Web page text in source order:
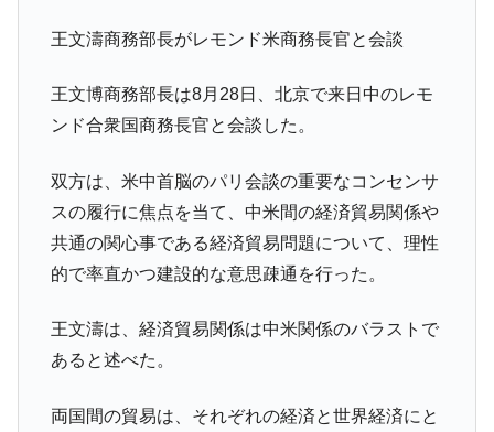
ドを掲げる「在韓反米勢力」
ータセンター整備」⇒ だから無理だってば。
『Money1』
JPモルガン「韓国レバレッジETFの清算は
『Money1』
韓国『国民年金公団』株価暴落で200兆蒸
発。
『Money1』
韓国政府「ニセＫ-ブランドを通報しようキ
ャンペーン」⇒ あの名物教授も登場！
『Money1』
韓国「橋が落ちました」⇒ 耐久性「なさす
ぎ」では。
王文濤商務部長がレモンド米商務長官と会談
王文博商務部長は8月28日、北京で来日中のレモ
ンド合衆国商務長官と会談した。
双方は、米中首脳のパリ会談の重要なコンセンサ
スの履行に焦点を当て、中米間の経済貿易関係や
共通の関心事である経済貿易問題について、理性
的で率直かつ建設的な意思疎通を行った。
王文濤は、経済貿易関係は中米関係のバラストで
あると述べた。
両国間の貿易は、それぞれの経済と世界経済にと